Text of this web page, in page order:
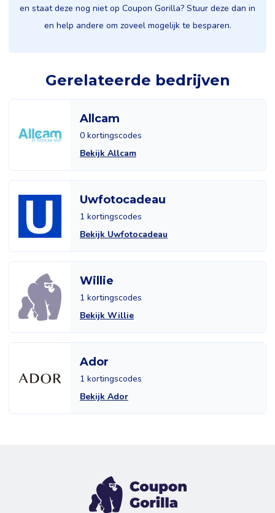
en staat deze nog niet op Coupon Gorilla? Stuur deze dan in
en help andere om zoveel mogelijk te besparen.
Gerelateerde bedrijven
Allcam
0 kortingscodes
Bekijk Allcam
Uwfotocadeau
1 kortingscodes
Bekijk Uwfotocadeau
Willie
1 kortingscodes
Bekijk Willie
Ador
1 kortingscodes
Bekijk Ador